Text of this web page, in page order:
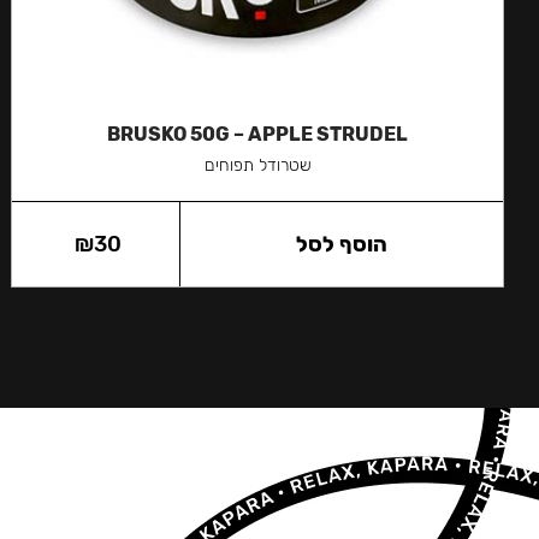
BRUSKO 50G – APPLE STRUDEL
שטרודל תפוחים
₪30 הוסף לסל